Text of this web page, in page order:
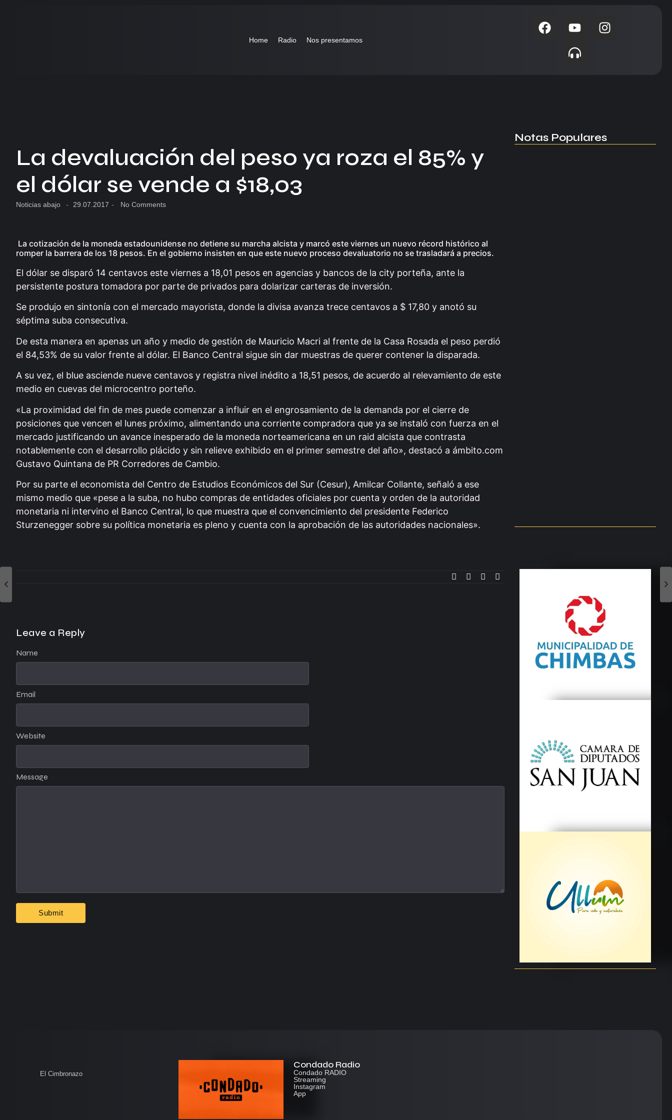
Home Radio Nos presentamos
La devaluación del peso ya roza el 85% y
el dólar se vende a $18,03
Noticias abajo - 29.07.2017 - No Comments
La cotización de la moneda estadounidense no detiene su marcha alcista y marcó este viernes un nuevo récord histórico al
romper la barrera de los 18 pesos. En el gobierno insisten en que este nuevo proceso devaluatorio no se trasladará a precios.
El dólar se disparó 14 centavos este viernes a 18,01 pesos en agencias y bancos de la city porteña, ante la
persistente postura tomadora por parte de privados para dolarizar carteras de inversión.
Se produjo en sintonía con el mercado mayorista, donde la divisa avanza trece centavos a $ 17,80 y anotó su
séptima suba consecutiva.
De esta manera en apenas un año y medio de gestión de Mauricio Macri al frente de la Casa Rosada el peso perdió
el 84,53% de su valor frente al dólar. El Banco Central sigue sin dar muestras de querer contener la disparada.
A su vez, el blue asciende nueve centavos y registra nivel inédito a 18,51 pesos, de acuerdo al relevamiento de este
medio en cuevas del microcentro porteño.
«La proximidad del fin de mes puede comenzar a influir en el engrosamiento de la demanda por el cierre de
posiciones que vencen el lunes próximo, alimentando una corriente compradora que ya se instaló con fuerza en el
mercado justificando un avance inesperado de la moneda norteamericana en un raid alcista que contrasta
notablemente con el desarrollo plácido y sin relieve exhibido en el primer semestre del año», destacó a ámbito.com
Gustavo Quintana de PR Corredores de Cambio.
Por su parte el economista del Centro de Estudios Económicos del Sur (Cesur), Amilcar Collante, señaló a ese
mismo medio que «pese a la suba, no hubo compras de entidades oficiales por cuenta y orden de la autoridad
monetaria ni intervino el Banco Central, lo que muestra que el convencimiento del presidente Federico
Sturzenegger sobre su política monetaria es pleno y cuenta con la aprobación de las autoridades nacionales».
Leave a Reply
Message
Name
Email
Website
Notas Populares
El Cimbronazo
Condado Radio
Condado RADIO
Streaming
Instagram
App